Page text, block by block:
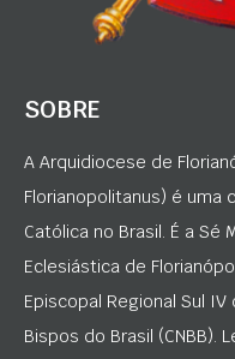
SOBRE
A Arquidiocese de
Florianopolitanus) é uma
Católica no Brasil. É a
Eclesiástica de
Episcopal Regional Sul
Bispos do Brasil (CNBB).